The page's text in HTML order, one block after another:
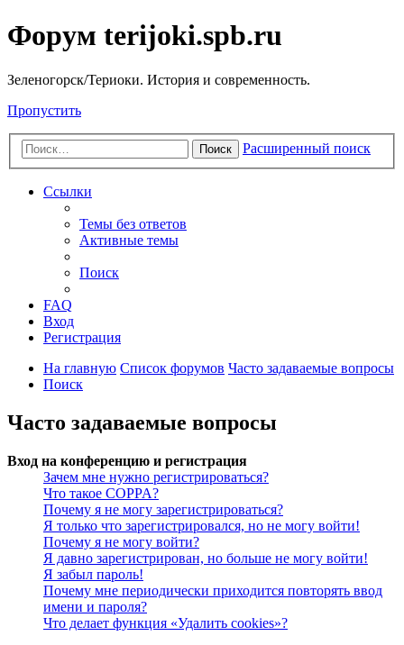
Форум terijoki.spb.ru
Зеленогорск/Териоки. История и современность.
Пропустить
Поиск Расширенный поиск
Ссылки
Темы без ответов
Активные темы
Поиск
FAQ
Вход
Регистрация
На главную Список форумов Часто задаваемые вопросы
Поиск
Часто задаваемые вопросы
Вход на конференцию и регистрация
Зачем мне нужно регистрироваться?
Что такое COPPA?
Почему я не могу зарегистрироваться?
Я только что зарегистрировался, но не могу войти!
Почему я не могу войти?
Я давно зарегистрирован, но больше не могу войти!
Я забыл пароль!
Почему мне периодически приходится повторять ввод
имени и пароля?
Что делает функция «Удалить cookies»?